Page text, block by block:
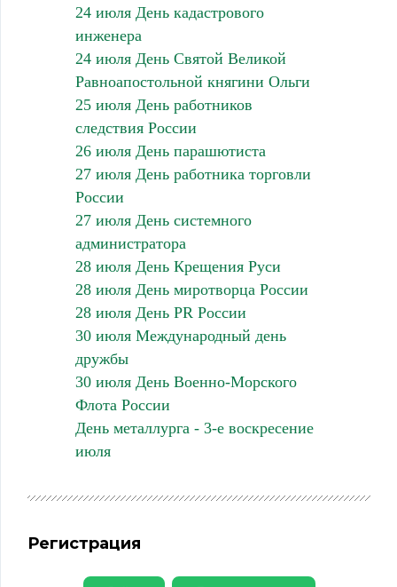
24 июля День кадастрового
инженера
24 июля День Святой Великой
Равноапостольной княгини Ольги
25 июля День работников
следствия России
26 июля День парашютиста
27 июля День работника торговли
России
27 июля День системного
администратора
28 июля День Крещения Руси
28 июля День миротворца России
28 июля День PR России
30 июля Международный день
дружбы
30 июля День Военно-Морского
Флота России
День металлурга - 3-е воскресение
июля
Регистрация